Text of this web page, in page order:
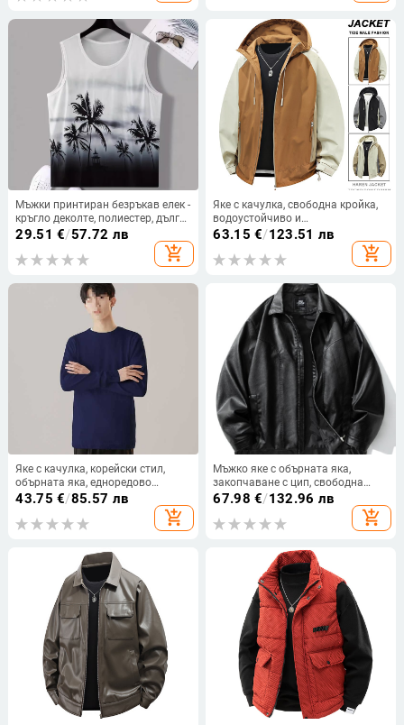
Мъжки принтиран безръкав елек -
кръгло деколте, полиестер, дълга
кройка, прав кант, джоб с гънки -
29.51 €/57.72 лв
add_shopping_cart
Яке с качулка, свободна кройка,
водоустойчиво и
ветроустойчиво, полиестерна
63.15 €/123.51 лв
add_shopping_cart
Яке с качулка, корейски стил,
обърната яка, едноредово
закопчаване, джоб с цип
43.75 €/85.57 лв
add_shopping_cart
Мъжко яке с обърната яка,
закопчаване с цип, свободна
кройка, странични джобове,
водоустойчиво и ветроустойчиво
67.98 €/132.96 лв
add_shopping_cart